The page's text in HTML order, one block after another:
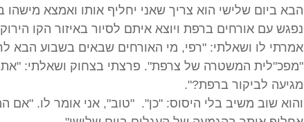
הבא ביום שלישי הוא צריך שאני יחליף אותו ואמצא מישהו
נפגש עם אורחים ברפת ויוצא איתם לסיור באיזור הקו
אמרתי לו ושאלתי: "רפי, מי האורחים שבאים בשבוע הבא
"מפכ"לית המשטרה של צרפת". פרצתי בצחוק ושאלתי:
מגיעה לביקור ברפת?".
והוא שוב משיב בלי היסוס: "כן".  "טוב", אני אומר לו.